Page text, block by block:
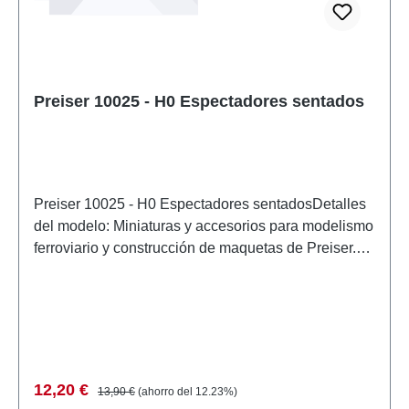
Preiser 10025 - H0 Espectadores sentados
Preiser 10025 - H0 Espectadores sentadosDetalles
del modelo: Miniaturas y accesorios para modelismo
ferroviario y construcción de maquetas de Preiser.
PreiserNúmero de artículo: 10025numero de piezas:
Precio de venta:
12,20 € Precio normal:
13,90 € (ahorro del 12.23%)